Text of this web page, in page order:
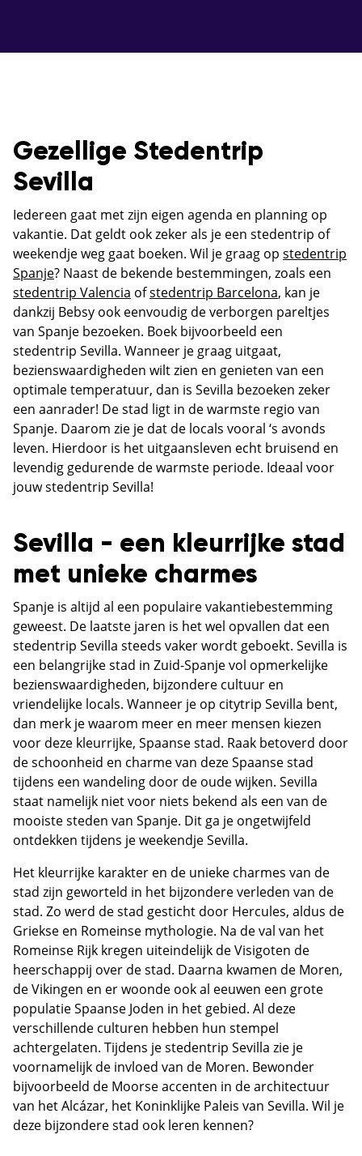
Gezellige Stedentrip
Sevilla
Iedereen gaat met zijn eigen agenda en planning op
vakantie. Dat geldt ook zeker als je een stedentrip of
weekendje weg gaat boeken. Wil je graag op stedentrip
Spanje? Naast de bekende bestemmingen, zoals een
stedentrip Valencia ofstedentrip Barcelona, kan je
dankzij Bebsy ook eenvoudig de verborgen pareltjes
van Spanje bezoeken. Boek bijvoorbeeld een
stedentrip Sevilla. Wanneer je graag uitgaat,
bezienswaardigheden wilt zien en genieten van een
optimale temperatuur, dan is Sevilla bezoeken zeker
een aanrader! De stad ligt in de warmste regio van
Spanje. Daarom zie je dat de locals vooral ‘s avonds
leven. Hierdoor is het uitgaansleven echt bruisend en
levendig gedurende de warmste periode. Ideaal voor
jouw stedentrip Sevilla!
Sevilla - een kleurrijke stad
met unieke charmes
Spanje is altijd al een populaire vakantiebestemming
geweest. De laatste jaren is het wel opvallen dat een
stedentrip Sevilla steeds vaker wordt geboekt. Sevilla is
een belangrijke stad in Zuid-Spanje vol opmerkelijke
bezienswaardigheden, bijzondere cultuur en
vriendelijke locals. Wanneer je op citytrip Sevilla bent,
dan merk je waarom meer en meer mensen kiezen
voor deze kleurrijke, Spaanse stad. Raak betoverd door
de schoonheid en charme van deze Spaanse stad
tijdens een wandeling door de oude wijken. Sevilla
staat namelijk niet voor niets bekend als een van de
mooiste steden van Spanje. Dit ga je ongetwijfeld
ontdekken tijdens je weekendje Sevilla.
Het kleurrijke karakter en de unieke charmes van de
stad zijn geworteld in het bijzondere verleden van de
stad. Zo werd de stad gesticht door Hercules, aldus de
Griekse en Romeinse mythologie. Na de val van het
Romeinse Rijk kregen uiteindelijk de Visigoten de
heerschappij over de stad. Daarna kwamen de Moren,
de Vikingen en er woonde ook al eeuwen een grote
populatie Spaanse Joden in het gebied. Al deze
verschillende culturen hebben hun stempel
achtergelaten. Tijdens je stedentrip Sevilla zie je
voornamelijk de invloed van de Moren. Bewonder
bijvoorbeeld de Moorse accenten in de architectuur
van het Alcázar, het Koninklijke Paleis van Sevilla. Wil je
deze bijzondere stad ook leren kennen?